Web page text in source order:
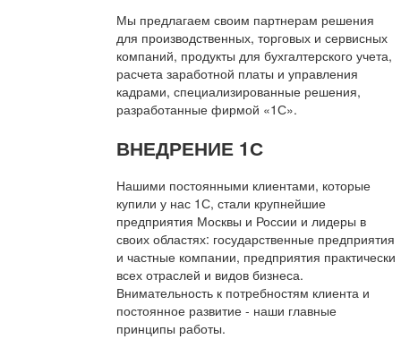
Мы предлагаем своим партнерам решения
для производственных, торговых и сервисных
компаний, продукты для бухгалтерского учета,
расчета заработной платы и управления
кадрами, специализированные решения,
разработанные фирмой «1С».
ВНЕДРЕНИЕ 1С
Нашими постоянными клиентами, которые
купили у нас 1С, стали крупнейшие
предприятия Москвы и России и лидеры в
своих областях: государственные предприятия
и частные компании, предприятия практически
всех отраслей и видов бизнеса.
Внимательность к потребностям клиента и
постоянное развитие - наши главные
принципы работы.